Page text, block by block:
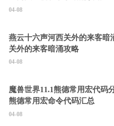
04-08
燕云十六声河西关外的来客暗
关外的来客暗涌攻略
04-08
魔兽世界11.1熊德常用宏代码
熊德常用宏命令代码汇总
04-08